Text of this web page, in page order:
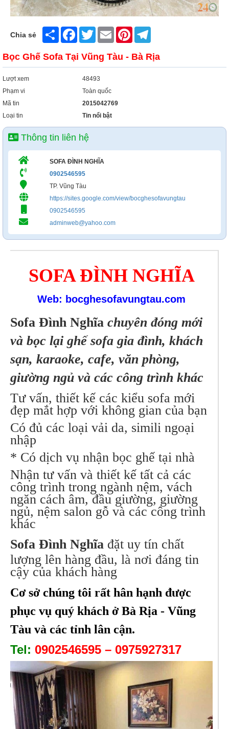
Xây Dựng
Chia sẻ Share FacebookTwitter Email Pinterest
Bọc Ghế Sofa Tại Vũng Tàu - Bà Rịa
Lượt xem
48493
Phạm vi
Toàn quốc
Mã tin
2015042769
Loại tin
Tin nổi bật
Thông tin liên hệ
SOFA ĐÌNH NGHĨA
0902546595
TP. Vũng Tàu
https://sites.google.com/view/bocghesofavungtau
0902546595
adminweb@yahoo.com
SOFA ĐÌNH NGHĨA
Web: bocghesofavungtau.com
Sofa Đình Nghĩa chuyên đóng mới
và bọc lại ghế sofa gia đình, khách
sạn, karaoke, cafe, văn phòng,
giường ngủ và các công trình khác
Tư vấn, thiết kế các kiểu sofa mới
đẹp mắt hợp với không gian của bạn
Có đủ các loại vải da, simili ngoại
nhập
* Có dịch vụ nhận bọc ghế tại nhà
Nhận tư vấn và thiết kế tất cả các
công trình trong ngành nệm, vách
ngăn cách âm, đầu giường, giường
ngủ, nệm salon gỗ và các công trình
khác
Sofa Đình Nghĩa đặt uy tín chất
lượng lên hàng đầu, là nơi đáng tin
cậy của khách hàng
Cơ sở chúng tôi rất hân hạnh được
phục vụ quý khách ở Bà Rịa - Vũng
Tàu và các tỉnh lân cận.
Tel: 0902546595 – 0975927317